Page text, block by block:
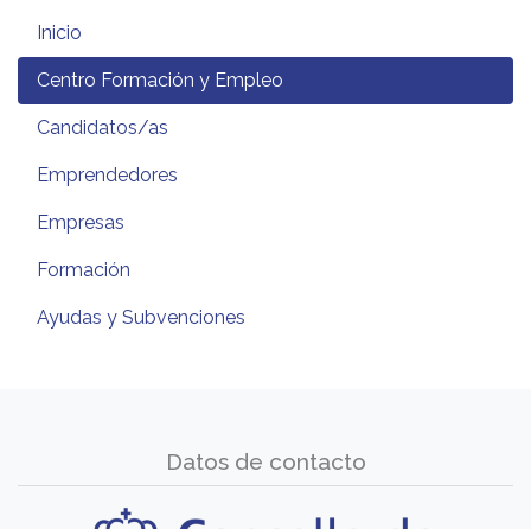
Inicio
Centro Formación y Empleo
Candidatos/as
Emprendedores
Empresas
Formación
Ayudas y Subvenciones
Datos de contacto